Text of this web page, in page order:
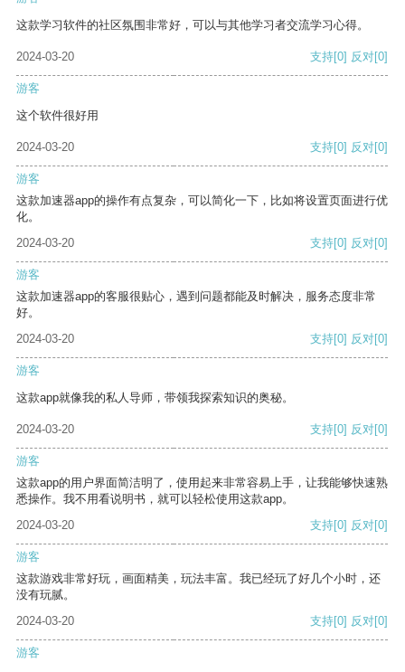
这款学习软件的社区氛围非常好，可以与其他学习者交流学习心得。
2024-03-20 支持[0] 反对[0]
游客
这个软件很好用
2024-03-20 支持[0] 反对[0]
游客
这款加速器app的操作有点复杂，可以简化一下，比如将设置页面进行优
化。
2024-03-20
支持[0] 反对[0]
游客
这款加速器app的客服很贴心，遇到问题都能及时解决，服务态度非常
好。
2024-03-20
支持[0] 反对[0]
游客
这款app就像我的私人导师，带领我探索知识的奥秘。
2024-03-20 支持[0] 反对[0]
游客
这款app的用户界面简洁明了，使用起来非常容易上手，让我能够快速熟
悉操作。我不用看说明书，就可以轻松使用这款app。
2024-03-20
支持[0] 反对[0]
游客
这款游戏非常好玩，画面精美，玩法丰富。我已经玩了好几个小时，还
没有玩腻。
2024-03-20
支持[0] 反对[0]
游客